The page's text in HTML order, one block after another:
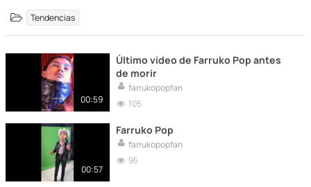
Tendencias
00:59
Último vídeo de Farruko Pop antes
de morir
farrukopopfan
105
00:57
Farruko Pop
farrukopopfan
95